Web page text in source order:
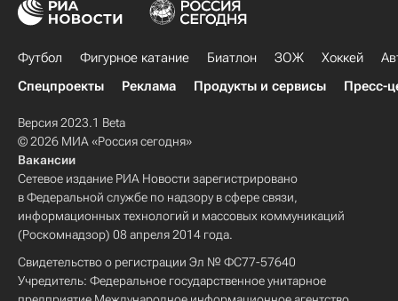
Футбол Фигурное катание Биатлон ЗОЖ Хоккей
Спецпроекты
Реклама Продукты и сервисы Пресс-
Версия 2023.1 Beta
© 2026 МИА «Россия сегодня»
Вакансии
Сетевое издание РИА Новости зарегистрировано
в Федеральной службе по надзору в сфере связи,
информационных технологий и массовых коммуникаций
(Роскомнадзор) 08 апреля 2014 года.
Свидетельство о регистрации Эл № ФС77-57640
Учредитель: Федеральное государственное унитарное